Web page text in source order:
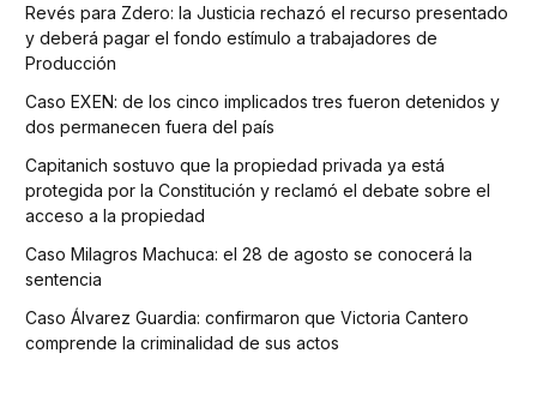
Revés para Zdero: la Justicia rechazó el recurso presentado
y deberá pagar el fondo estímulo a trabajadores de
Producción
Caso EXEN: de los cinco implicados tres fueron detenidos y
dos permanecen fuera del país
Capitanich sostuvo que la propiedad privada ya está
protegida por la Constitución y reclamó el debate sobre el
acceso a la propiedad
Caso Milagros Machuca: el 28 de agosto se conocerá la
sentencia
Caso Álvarez Guardia: confirmaron que Victoria Cantero
comprende la criminalidad de sus actos